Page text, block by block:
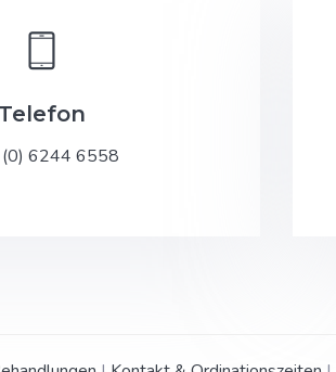
Telefon
6244 6558